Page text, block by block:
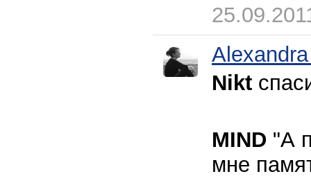
Nikt
MIND "А
мне